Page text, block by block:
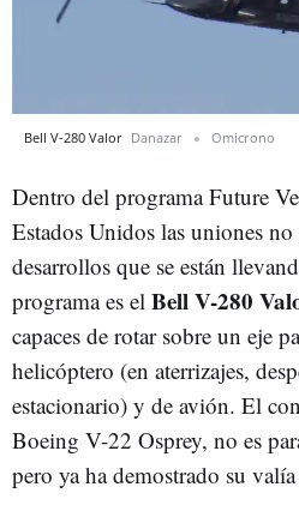
Bell V-280 Valor Danazar Omicrono
Dentro del programa Future
Estados Unidos las uniones
desarrollos que se están
programa es el Bell V-280
capaces de rotar sobre un eje
helicóptero (en aterrizajes,
estacionario) y de avión. El
Boeing V-22 Osprey, no es
pero ya ha demostrado su